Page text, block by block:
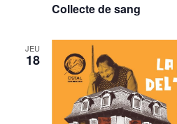
Collecte de sang
JEU
18